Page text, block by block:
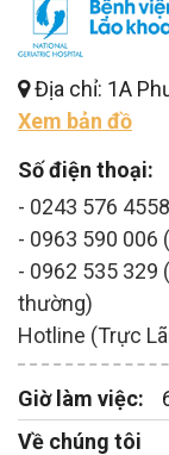
Địa chỉ: 1A
Xem bản đồ
Số điện thoại:
- 0243 576
- 0963 590 006
- 0962 535 329
thường)
Hotline (Trực
Giờ làm việc:
Về chúng tôi